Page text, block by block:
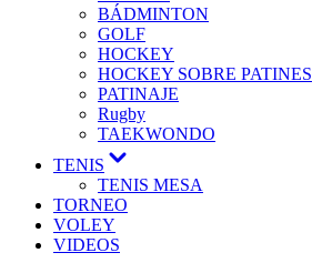
BÁDMINTON
GOLF
HOCKEY
HOCKEY SOBRE PATINES
PATINAJE
Rugby
TAEKWONDO
TENIS
TENIS MESA
TORNEO
VOLEY
VIDEOS